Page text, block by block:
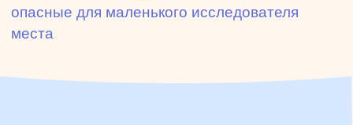
опасные для маленького исследователя
места